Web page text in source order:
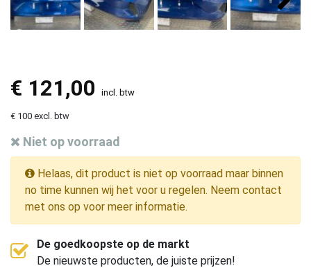
€ 121,00 incl. btw
€ 100 excl. btw
Niet op voorraad
Helaas, dit product is niet op voorraad maar binnen
no time kunnen wij het voor u regelen. Neem contact
met ons op voor meer informatie.
De goedkoopste op de markt
De nieuwste producten, de juiste prijzen!